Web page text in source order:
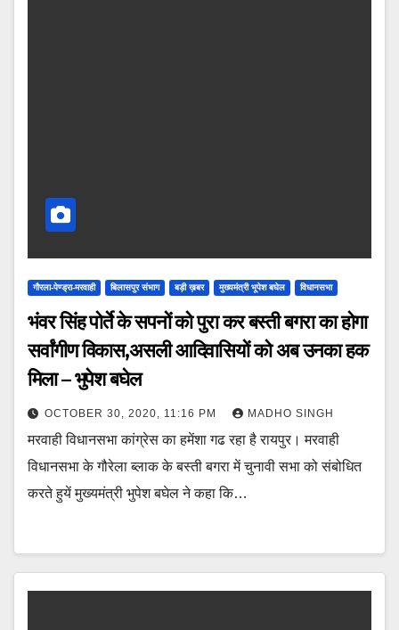
गौरला-पेण्ड्रा-मरवाही बिलासपुर संभाग बड़ी ख़बर मुख्यमंत्री भूपेश बघेल विधानसभा
भंवर सिंह पोर्ते के सपनों को पुरा कर बस्ती बगरा का होगा
सर्वांगीण विकास,असली आदिवासियों को अब उनका हक
मिला – भुपेश बघेल
OCTOBER 30, 2020, 11:16 PM MADHO SINGH
मरवाही विधानसभा कांग्रेस का हमेंशा गढ रहा है रायपुर। मरवाही
विधानसभा के गौरेला ब्लाक के बस्ती बगरा में चुनावी सभा को संबोधित
करते हुयें मुख्यमंत्री भुपेश बघेल ने कहा कि…